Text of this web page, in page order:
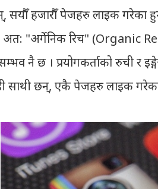
सयौँ हजारौँ पेजहरु लाइक गरेका
"अर्गेनिक रिच" (Organic
नै छ । प्रयोगकर्ताको रुची र
साथी छन्, एकै पेजहरु लाइक